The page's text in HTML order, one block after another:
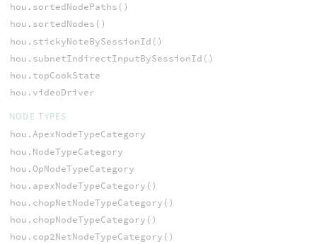
hou.sortedNodePaths()
hou.sortedNodes()
hou.stickyNoteBySessionId()
hou.subnetIndirectInputBySessionId()
hou.topCookState
hou.videoDriver
NODE TYPES
hou.ApexNodeTypeCategory
hou.NodeTypeCategory
hou.OpNodeTypeCategory
hou.apexNodeTypeCategory()
hou.chopNetNodeTypeCategory()
hou.chopNodeTypeCategory()
hou.cop2NetNodeTypeCategory()